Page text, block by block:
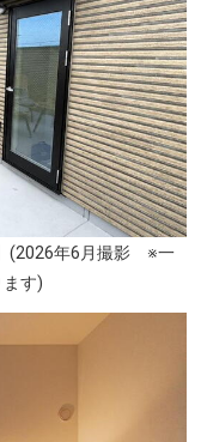
(2026年6月撮影 ※一
す)